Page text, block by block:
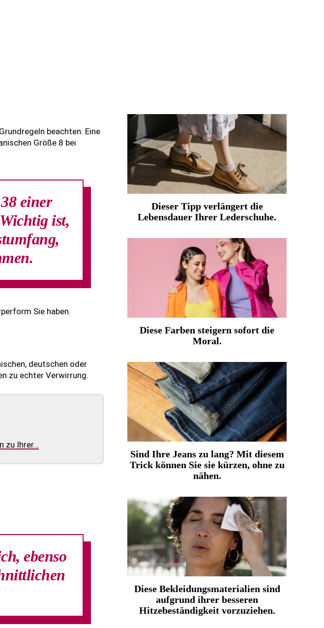
beachten: Eine
Größe 8 bei
einer
ist,
Sie haben.
deutschen oder
zu echter Verwirrung.
zu Ihrer…
ebenso
Dieser Tipp verlängert die
Lebensdauer Ihrer Lederschuhe.
Diese Farben steigern sofort die
Moral.
Sind Ihre Jeans zu lang? Mit diesem
Trick können Sie sie kürzen, ohne zu
nähen.
Diese Bekleidungsmaterialien sind
aufgrund ihrer besseren
Hitzebeständigkeit vorzuziehen.